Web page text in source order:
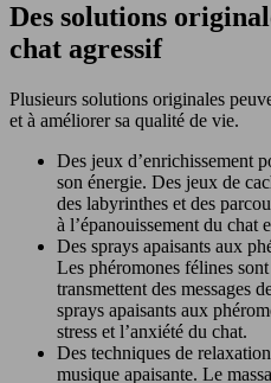
Des solutions
chat agressif
Plusieurs solutions originales
et à améliorer sa qualité de vie.
Des jeux d’enrichissement
son énergie. Des jeux de
des labyrinthes et des
à l’épanouissement du chat
Des sprays apaisants aux
Les phéromones félines
transmettent des messages
sprays apaisants aux
stress et l’anxiété du chat.
Des techniques de
musique apaisante. Le